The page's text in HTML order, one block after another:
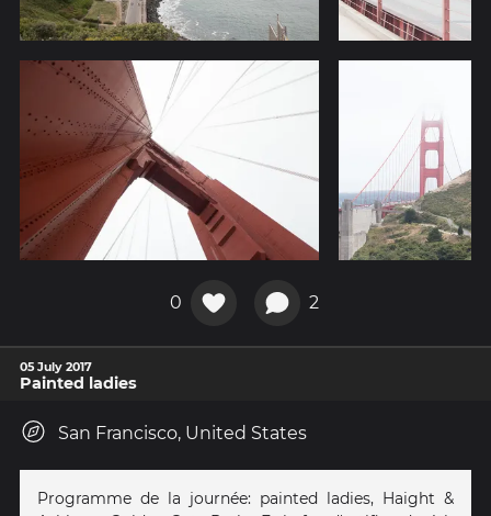
0 2
05 July 2017
Painted ladies
San Francisco, United States
Programme de la journée: painted ladies, Haight &